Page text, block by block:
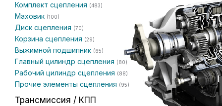
Комплект сцепления (483)
Маховик (100)
Диск сцепления (70)
Корзина сцепления (29)
Выжимной подшипник (65)
Главный цилиндр сцепления (80)
Рабочий цилиндр сцепления (88)
Прочие элементы сцепления (95)
Трансмиссия / КПП